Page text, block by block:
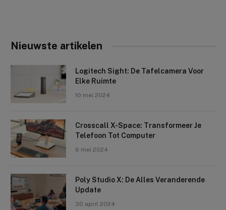
Nieuwste artikelen
Logitech Sight: De Tafelcamera Voor
Elke Ruimte
10 mei 2024
Crosscall X-Space: Transformeer Je
Telefoon Tot Computer
6 mei 2024
Poly Studio X: De Alles Veranderende
Update
30 april 2024